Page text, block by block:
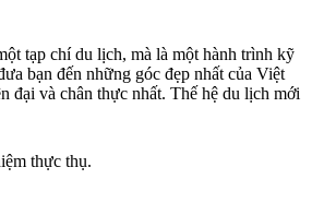
tạp chí du lịch, mà là một hành trình kỹ
bạn đến những góc đẹp nhất của Việt
đại và chân thực nhất. Thế hệ du lịch mới
thực thụ.